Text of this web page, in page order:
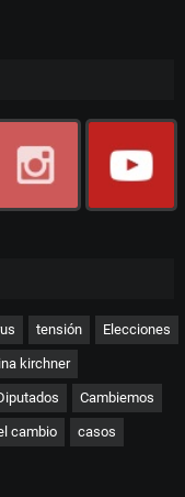
tensión Elecciones
kirchner
Cambiemos
cambio casos